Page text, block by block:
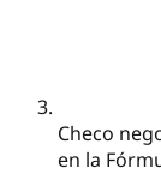
Checo
en la